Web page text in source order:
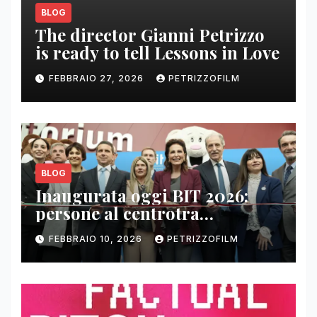
BLOG
The director Gianni Petrizzo
is ready to tell Lessons in Love
FEBBRAIO 27, 2026 PETRIZZOFILM
BLOG
Inaugurata oggi BIT 2026:
persone al centrotra
contenuti, relazioni e business
FEBBRAIO 10, 2026 PETRIZZOFILM